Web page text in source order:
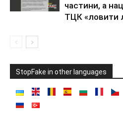
частини, а
ТЦК «ловити
StopFake in other languages